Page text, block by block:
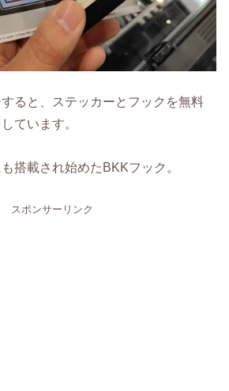
ると、ステッカーとフックを無料
ています。
搭載され始めたBKKフック。
スポンサーリンク